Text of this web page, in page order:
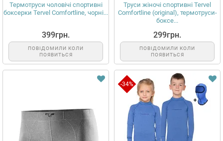
Термотруси чоловічі спортивні
боксерки Tervel Comfortline, чорні...
399грн.
ПОВІДОМИЛИ КОЛИ
ПОЯВИТЬСЯ
Труси жіночі спортивні Tervel
Comfortline (original), термотруси-
боксе...
299грн.
ПОВІДОМИЛИ КОЛИ
ПОЯВИТЬСЯ
-34%